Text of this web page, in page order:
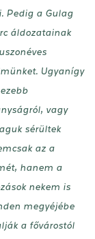
Pedig a Gulag
áldozatainak
Ugyanígy
vagy
sérültek
az a
hanem a
nekem is
megyéjébe
a fővárostól